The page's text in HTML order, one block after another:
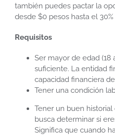
también puedes pactar la
desde $0 pesos hasta el
Requisitos
Ser mayor de edad
suficiente. La entidad
capacidad financiera
Tener una condición
Tener un buen
busca determinar si
Significa que cuando